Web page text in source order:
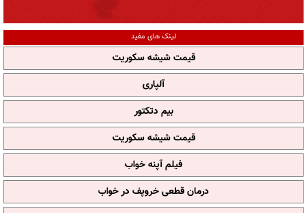
لینک های مفید
قیمت شیشه سکوریت
آلپاری
بیم دتکتور
قیمت شیشه سکوریت
فیلم آپنه خواب
درمان قطعی خروپف در خواب